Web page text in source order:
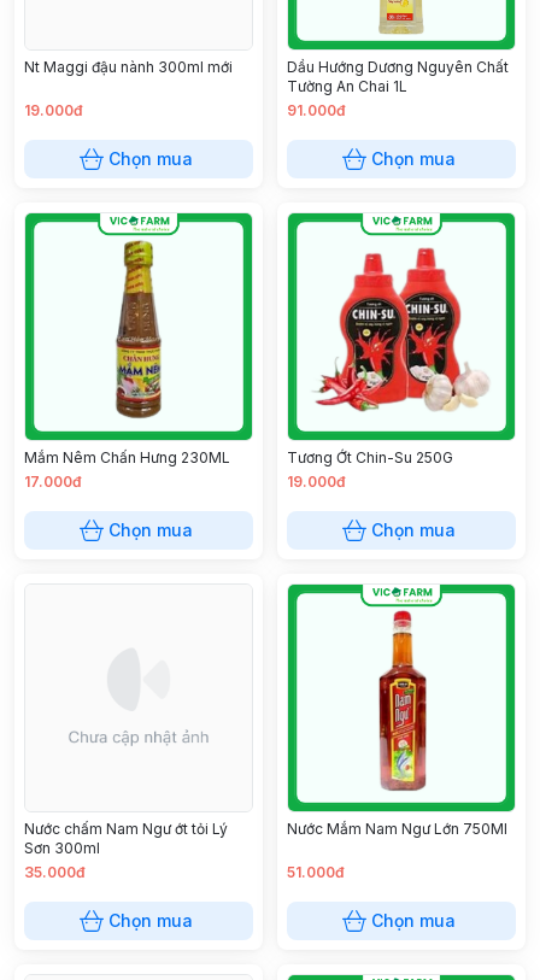
Nt Maggi đậu nành 300ml mới
19.000đ
Chọn mua
Dầu Hướng Dương Nguyên Chất
Tường An Chai 1L
91.000đ
Chọn mua
Mắm Nêm Chấn Hưng 230ML
17.000đ
Chọn mua
Tương Ớt Chin-Su 250G
19.000đ
Chọn mua
Nước chấm Nam Ngư ớt tỏi Lý
Sơn 300ml
35.000đ
Chọn mua
Nước Mắm Nam Ngư Lớn 750Ml
51.000đ
Chọn mua